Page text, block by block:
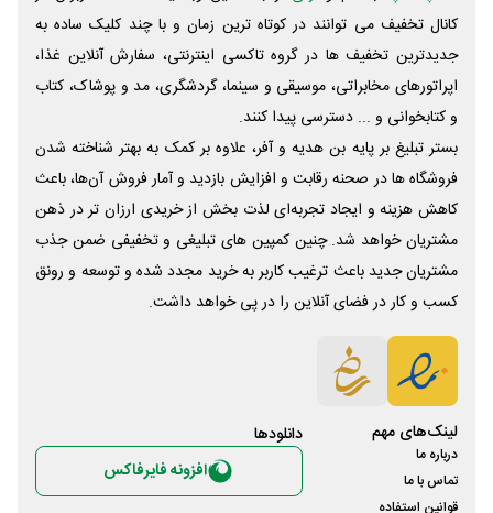
کانال تخفیف می توانند در کوتاه ترین زمان و با چند کلیک ساده به
جدیدترین تخفیف ها در گروه تاکسی اینترنتی، سفارش آنلاین غذا،
اپراتورهای مخابراتی، موسیقی و سینما، گردشگری، مد و پوشاک، کتاب
و کتابخوانی و ... دسترسی پیدا کنند.
بستر تبلیغ بر پایه بن هدیه و آفر، علاوه بر کمک به بهتر شناخته شدن
فروشگاه ها در صحنه رقابت و افزایش بازدید و آمار فروش آن‌ها، باعث
کاهش هزینه و ایجاد تجربه‌ای لذت بخش از خریدی ارزان تر در ذهن
مشتریان خواهد شد. چنین کمپین های تبلیغی و تخفیفی ضمن جذب
مشتریان جدید باعث ترغیب کاربر به خرید مجدد شده و توسعه و رونق
کسب و کار در فضای آنلاین را در پی خواهد داشت.
لینک‌های مهم
درباره ما
تماس با ما
قوانین استفاده
دانلود‌ها
افزونه فایرفاکس